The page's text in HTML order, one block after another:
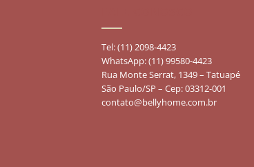
Tel: (11) 2098-4423
WhatsApp: (11) 99580-4423
Rua Monte Serrat, 1349 – Tatuapé
São Paulo/SP – Cep: 03312-001
contato@bellyhome.com.br